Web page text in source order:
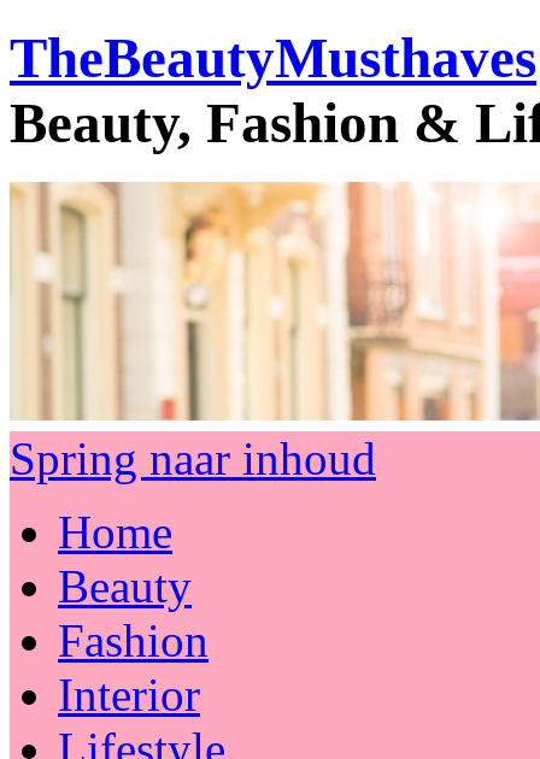
TheBeautyMusthaves
Beauty, Fashion &
Spring naar inhoud
Home
Beauty
Fashion
Interior
Lifestyle